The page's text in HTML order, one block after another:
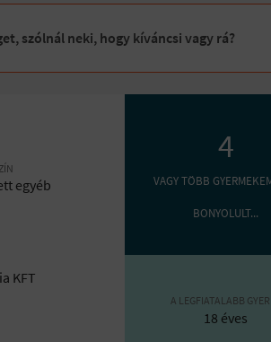
szólnál neki, hogy kíváncsi vagy rá?
egyéb
KFT
4
VAGY TÖBB
BONYOLULT...
A LEGFIATALABB
18 éves